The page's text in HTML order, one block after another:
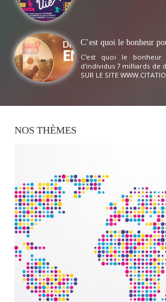
C’est quoi le bonheur
C'est quoi le
d'individus 7 milliards de
SUR LE SITE
NOS THÈMES